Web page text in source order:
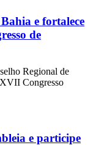
e fortalece
de
Regional de
Congresso
e participe